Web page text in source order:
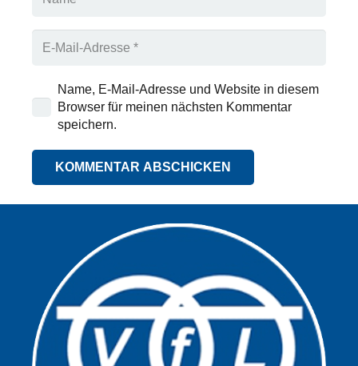
Name, E-Mail-Adresse und Website in diesem
Browser für meinen nächsten Kommentar
speichern.
KOMMENTAR ABSCHICKEN